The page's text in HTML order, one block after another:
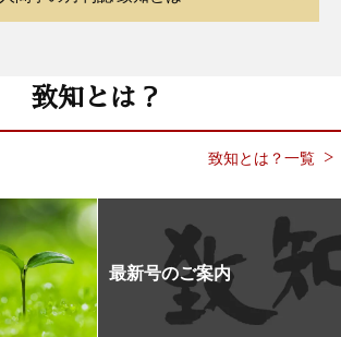
致知とは？
致知とは？一覧
最新号のご案内